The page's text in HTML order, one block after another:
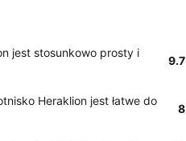
jest stosunkowo prosty i
9.7
Heraklion jest łatwe do
8